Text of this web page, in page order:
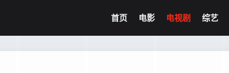
首页 电影 电视剧 综艺